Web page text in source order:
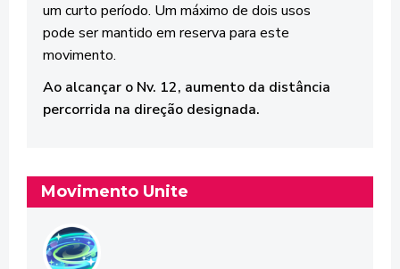
um curto período. Um máximo de dois usos
pode ser mantido em reserva para este
movimento.
Ao alcançar o Nv. 12, aumento da distância
percorrida na direção designada.
Movimento Unite